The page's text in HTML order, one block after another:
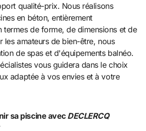
qualité-prix. Nous réalisons
en béton, entièrement
termes de forme, de dimensions et de
les amateurs de bien-être, nous
de spas et d'équipements balnéo.
vous guidera dans le choix
adaptée à vos envies et à votre
sa piscine avec DECLERCQ